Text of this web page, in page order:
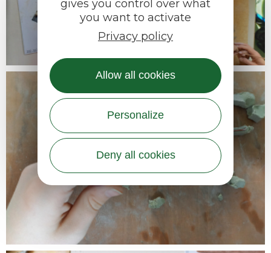
gives you control over what
you want to activate
Privacy policy
Allow all cookies
Personalize
Deny all cookies